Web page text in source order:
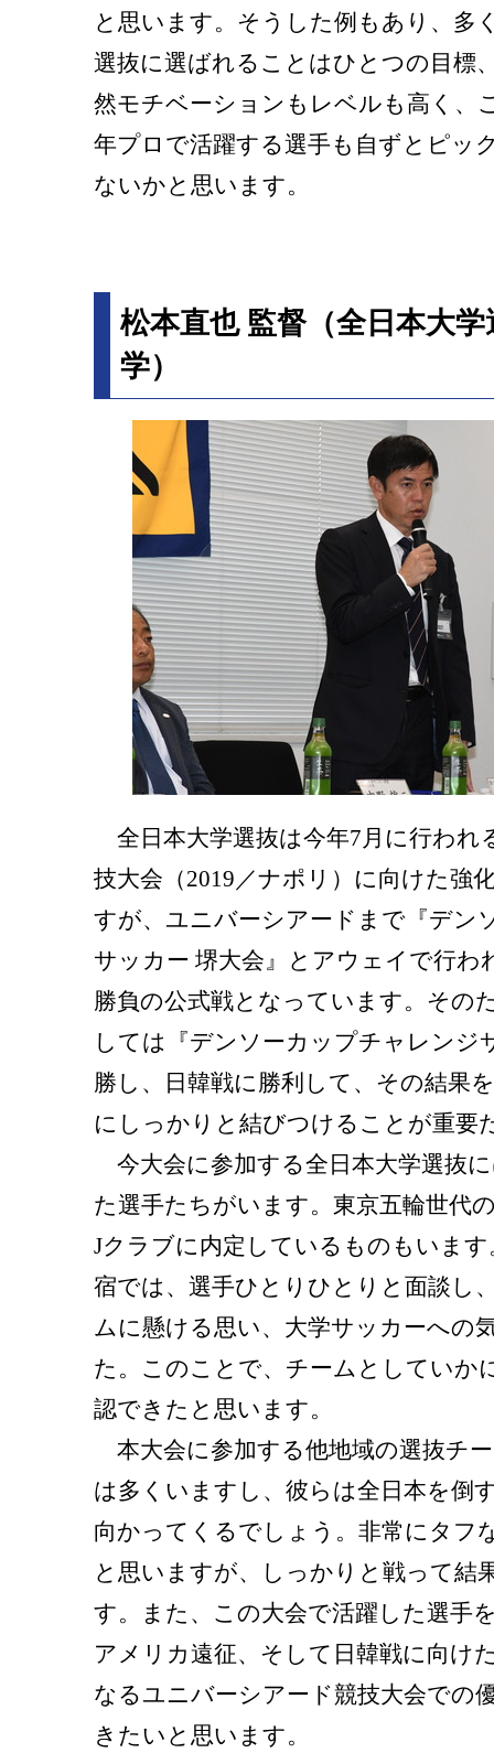
と思います。そうした例もあり、多
選抜に選ばれることはひとつの目標
然モチベーションもレベルも高く、
年プロで活躍する選手も自ずとピッ
ないかと思います。
松本直也 監督（全日本大
学）
全日本大学選抜は今年7月に行われ
技大会（2019／ナポリ）に向けた強
すが、ユニバーシアードまで『デン
サッカー 堺大会』とアウェイで行わ
勝負の公式戦となっています。その
しては『デンソーカップチャレンジ
勝し、日韓戦に勝利して、その結果
にしっかりと結びつけることが重要
今大会に参加する全日本大学選抜
た選手たちがいます。東京五輪世代
Jクラブに内定しているものもいま
宿では、選手ひとりひとりと面談し
ムに懸ける思い、大学サッカーへの
た。このことで、チームとしていか
認できたと思います。
本大会に参加する他地域の選抜チ
は多くいますし、彼らは全日本を倒
向かってくるでしょう。非常にタフ
と思いますが、しっかりと戦って結
す。また、この大会で活躍した選手
アメリカ遠征、そして日韓戦に向け
なるユニバーシアード競技大会での
きたいと思います。